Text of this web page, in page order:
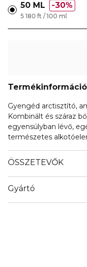
50 ML 30%
5 180 ft / 100 ml
Termékinformáció
Gyengéd arctisztító,
Kombinált és száraz
egyensúlyban lévő,
természetes
ezerszeresét is
biztosít.Ez a termék
hialuronsavat
és vízmegtartás
ÖSSZETEVŐK
Gyártó